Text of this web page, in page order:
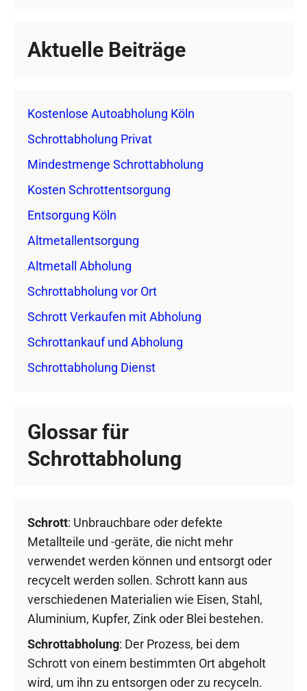
Aktuelle Beiträge
Kostenlose Autoabholung Köln
Schrottabholung Privat
Mindestmenge Schrottabholung
Kosten Schrottentsorgung
Entsorgung Köln
Altmetallentsorgung
Altmetall Abholung
Schrottabholung vor Ort
Schrott Verkaufen mit Abholung
Schrottankauf und Abholung
Schrottabholung Dienst
Glossar für
Schrottabholung
Schrott: Unbrauchbare oder defekte
Metallteile und -geräte, die nicht mehr
verwendet werden können und entsorgt oder
recycelt werden sollen. Schrott kann aus
verschiedenen Materialien wie Eisen, Stahl,
Aluminium, Kupfer, Zink oder Blei bestehen.
Schrottabholung: Der Prozess, bei dem
Schrott von einem bestimmten Ort abgeholt
wird, um ihn zu entsorgen oder zu recyceln.